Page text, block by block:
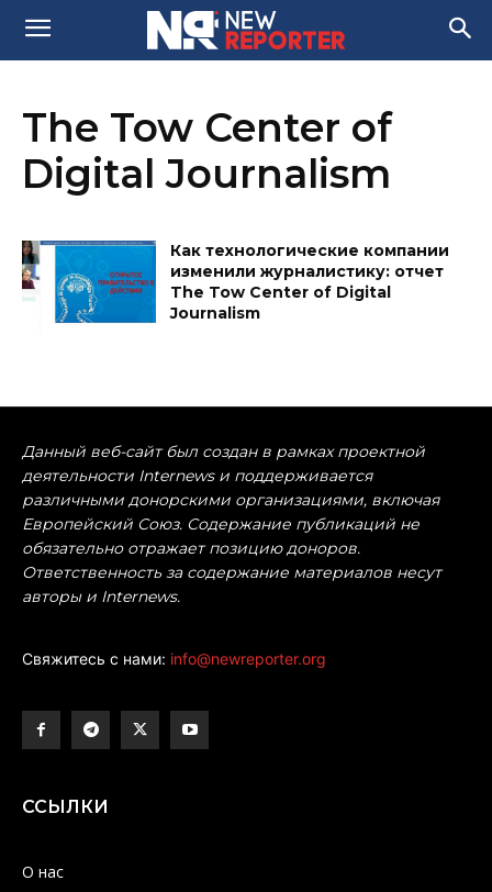
The Tow Center of
Digital Journalism
Как технологические компании
изменили журналистику: отчет
The Tow Center of Digital
Journalism
Данный веб-сайт был создан в рамках проектной
деятельности Internews и поддерживается
различными донорскими организациями, включая
Европейский Союз. Содержание публикаций не
обязательно отражает позицию доноров.
Ответственность за содержание материалов несут
авторы и Internews.
Свяжитесь с нами: info@newreporter.org
ССЫЛКИ
О нас